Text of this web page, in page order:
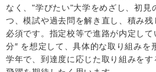
なく、"学びたい"大学をめざし、初見
つ、模試や過去問を解き直し、積み
必須です。指定校等で進路が内定して
分″ を想定して、具体的な取り組みを
学年で、到達度に応じた取り組みを